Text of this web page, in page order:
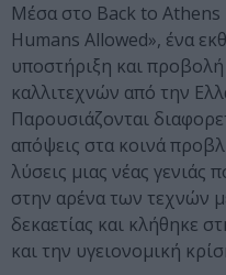
Μέσα στο Back to Athens
Humans Allowed», ένα
υποστήριξη και
καλλιτεχνών από την
Παρουσιάζονται
απόψεις στα κοινά
λύσεις μιας νέας
στην αρένα των τεχνών
δεκαετίας και κλήθηκε
και την υγειονομική